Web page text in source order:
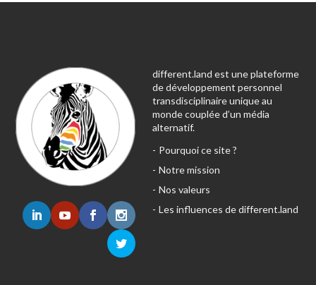
different.land est une plateforme
de développement personnel
transdisciplinaire unique au
monde couplée d’un média
alternatif.
Pourquoi ce site ?
Notre mission
Nos valeurs
Les influences de different.land